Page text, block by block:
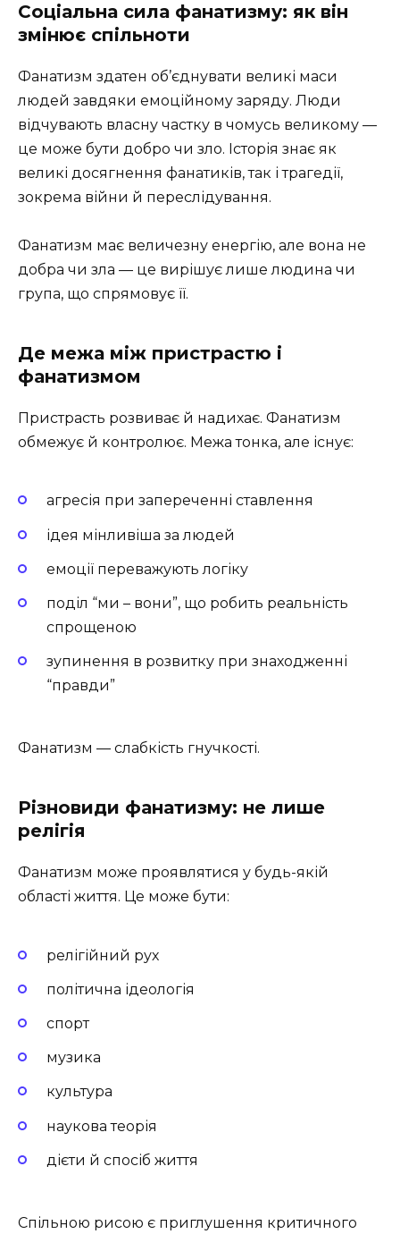
Соціальна сила фанатизму: як він
змінює спільноти
Фанатизм здатен об’єднувати великі маси
людей завдяки емоційному заряду. Люди
відчувають власну частку в чомусь великому —
це може бути добро чи зло. Історія знає як
великі досягнення фанатиків, так і трагедії,
зокрема війни й переслідування.
Фанатизм має величезну енергію, але вона не
добра чи зла — це вирішує лише людина чи
група, що спрямовує її.
Де межа між пристрастю і
фанатизмом
Пристрасть розвиває й надихає. Фанатизм
обмежує й контролює. Межа тонка, але існує:
агресія при запереченні ставлення
ідея мінливіша за людей
емоції переважують логіку
поділ “ми – вони”, що робить реальність
спрощеною
зупинення в розвитку при знаходженні
“правди”
Фанатизм — слабкість гнучкості.
Різновиди фанатизму: не лише
релігія
Фанатизм може проявлятися у будь-якій
області життя. Це може бути:
релігійний рух
політична ідеологія
спорт
музика
культура
наукова теорія
дієти й спосіб життя
Спільною рисою є приглушення критичного